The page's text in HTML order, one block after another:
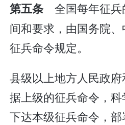
第五条 全国每年征兵
间和要求，由国务院
征兵命令规定。
县级以上地方人民政
据上级的征兵命令，科
下达本级征兵命令，